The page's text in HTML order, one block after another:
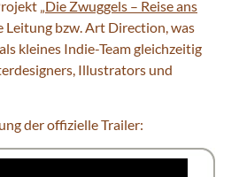
„ Die Zwuggels – Reise ans
Leitung bzw. Art Direction, was
kleines Indie-Team gleichzeitig
Illustrators und
der offizielle Trailer: